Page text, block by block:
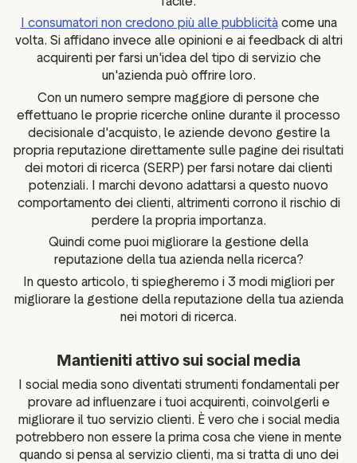
I consumatori non credono più alle pubblicitàcome una
volta. Si affidano invece alle opinioni e ai feedback di altri
acquirenti per farsi un'idea del tipo di servizio che
un'azienda può offrire loro.
Con un numero sempre maggiore di persone che
effettuano le proprie ricerche online durante il processo
decisionale d'acquisto, le aziende devono gestire la
propria reputazione direttamente sulle pagine dei risultati
dei motori di ricerca (SERP) per farsi notare dai clienti
potenziali. I marchi devono adattarsi a questo nuovo
comportamento dei clienti, altrimenti corrono il rischio di
perdere la propria importanza.
Quindi come puoi migliorare la gestione della
reputazione della tua azienda nella ricerca?
In questo articolo, ti spiegheremo i 3 modi migliori per
migliorare la gestione della reputazione della tua azienda
nei motori di ricerca.
Mantieniti attivo sui social media
I social media sono diventati strumenti fondamentali per
provare ad influenzare i tuoi acquirenti, coinvolgerli e
migliorare il tuo servizio clienti. È vero che i social media
potrebbero non essere la prima cosa che viene in mente
quando si pensa al servizio clienti, ma si tratta di uno dei